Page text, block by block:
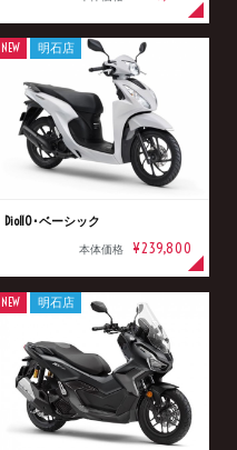
Dio110･ベーシック
本体価格 ¥239,800
NEW 明石店
NEW 明石店